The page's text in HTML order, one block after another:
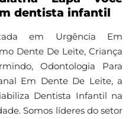
dentista infantil
em Urgência Em
Dente De Leite, Criança
Odontologia Para
Em Dente De Leite, a
Dentista Infantil na
Somos líderes do setor